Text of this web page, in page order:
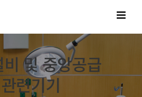
비 및 중앙공급
관련기기